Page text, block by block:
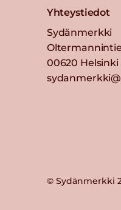
Yhteystiedot
Sydänmerkki
00620 Helsinki
© Sydänmerkki